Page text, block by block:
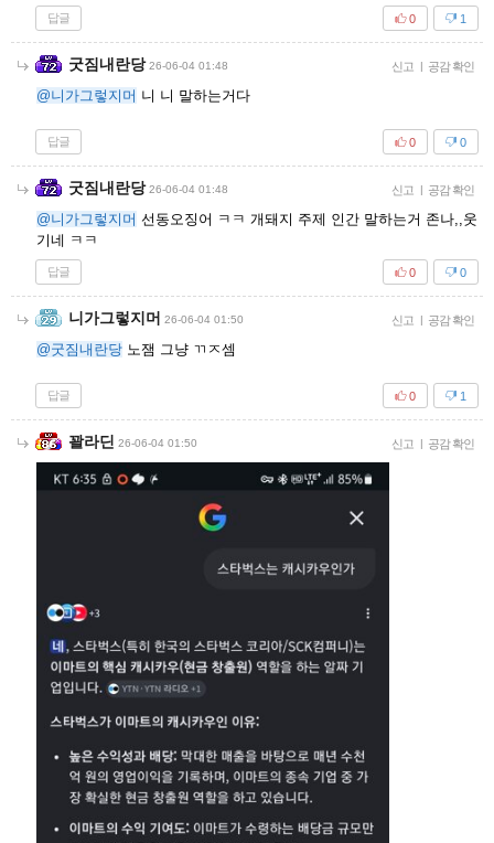
답글 1
0
굿짐내란당 26-06-04 01:48 신고 | 공감 확인
@니가그렇지머 니 니 말하는거다
답글 0
0
굿짐내란당 26-06-04 01:48 신고 | 공감 확인
@니가그렇지머 선동오징어 ㅋㅋ 개돼지 주제 인간 말하는거 존나,,웃
기네 ㅋㅋ
답글 0
0
니가그렇지머 26-06-04 01:50 신고 | 공감 확인
@굿짐내란당 노잼 그냥 ㄲㅈ셈
답글 1
0
꽐라딘 26-06-04 01:50 신고 | 공감 확인